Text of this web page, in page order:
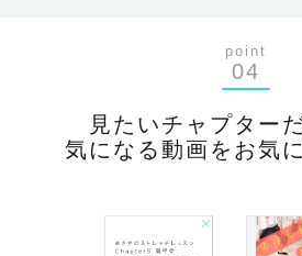
point
04
見たいチャプター
気になる動画をお気